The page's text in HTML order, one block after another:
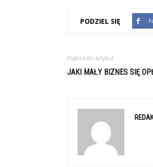
PODZIEL SIĘ
Poprzedni artykuł
JAKI MAŁY BIZNES SIĘ